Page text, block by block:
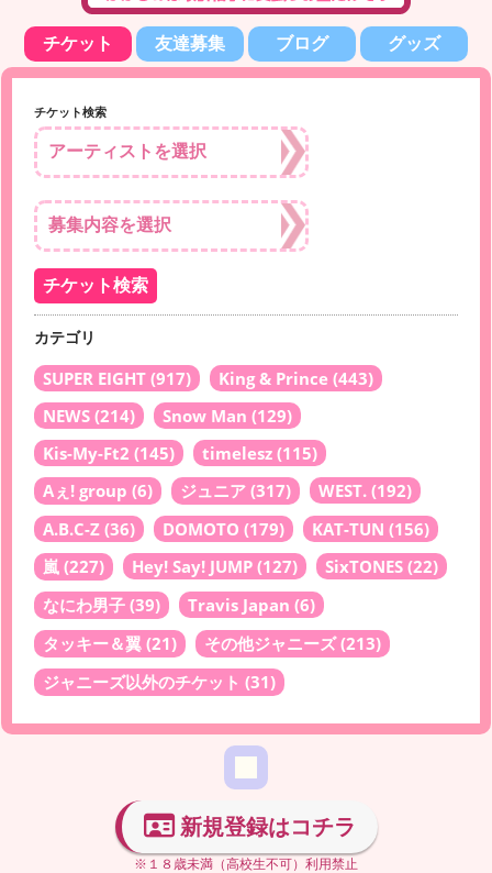
チケット 友達募集 ブログ グッズ
チケット検索
カテゴリ
SUPER EIGHT (917) King & Prince (443)
NEWS (214) Snow Man (129)
Kis-My-Ft2 (145) timelesz (115)
Aぇ! group (6) ジュニア (317) WEST. (192)
A.B.C-Z (36) DOMOTO (179) KAT-TUN (156)
嵐 (227) Hey! Say! JUMP (127) SixTONES (22)
なにわ男子 (39) Travis Japan (6)
タッキー＆翼 (21) その他ジャニーズ(213)
ジャニーズ以外のチケット (31)
新規登録はコチラ
※１８歳未満（高校生不可）利用禁止